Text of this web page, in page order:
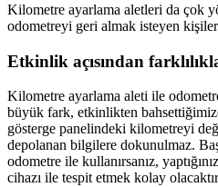
Kilometre ayarlama aletleri da çok
odometreyi geri almak isteyen
Etkinlik açısından
Kilometre ayarlama aleti ile
büyük fark, etkinlikten
gösterge panelindeki kilometreyi
depolanan bilgilere dokunulmaz.
odometre ile kullanırsanız,
cihazı ile tespit etmek kolay